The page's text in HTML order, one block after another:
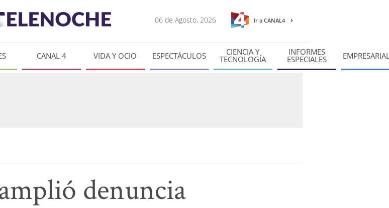
06 de Agosto, 2026 Ir a CANAL4
CANAL 4 VIDA Y OCIO ESPECTÁCULOS CIENCIA Y
TECNOLOGÍA
INFORMES
ESPECIALES
denuncia